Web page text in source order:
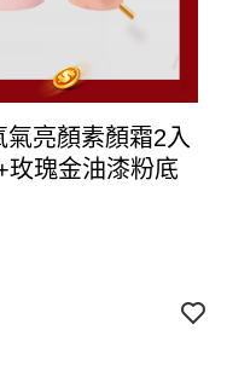
氣亮顏素顏霜2入
瑰金油漆粉底